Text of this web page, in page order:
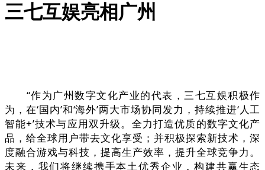
三七互娱亮相广州
“作为广州数字文化产业的代表，三七互娱积极作
为，在‘国内’和‘海外’两大市场协同发力，持续推进‘人工
智能+’技术与应用双升级。全力打造优质的数字文化产
品，给全球用户带去文化享受；并积极探索新技术，深
度融合游戏与科技，提高生产效率，提升全球竞争力。
未来，我们将继续携手本土优秀企业，构建共赢生态